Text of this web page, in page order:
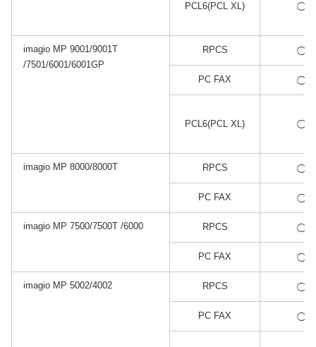
PCL6(PCL XL) ◯
imagio MP 9001/9001T
/7501/6001/6001GP
RPCS ◯
PC FAX ◯
PCL6(PCL XL) ◯
imagio MP 8000/8000T RPCS ◯
PC FAX ◯
imagio MP 7500/7500T /6000 RPCS ◯
PC FAX ◯
imagio MP 5002/4002 RPCS ◯
PC FAX ◯